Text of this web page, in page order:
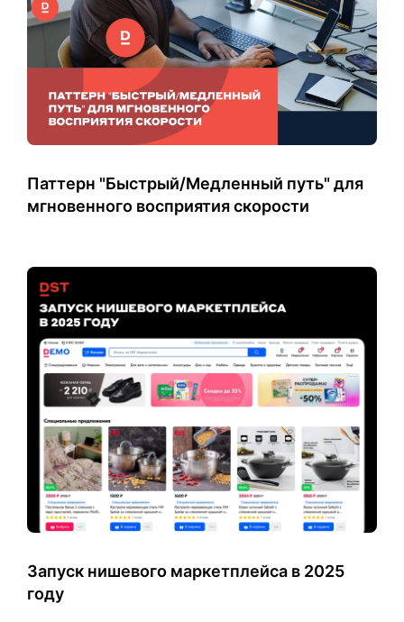
Паттерн "Быстрый/Медленный путь" для
мгновенного восприятия скорости
Запуск нишевого маркетплейса в 2025
году